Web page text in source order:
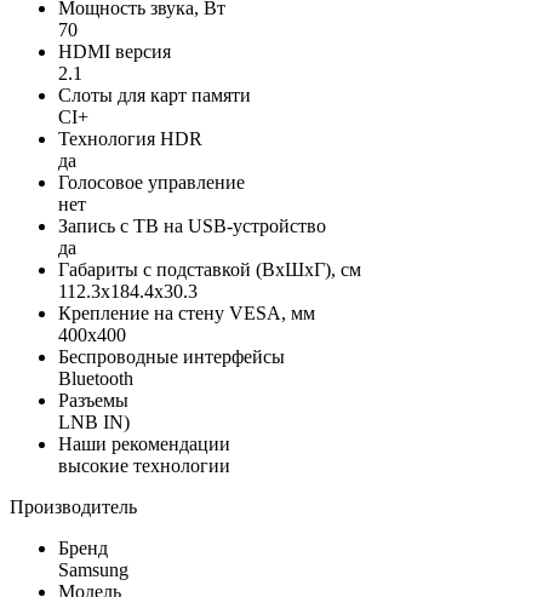
Мощность звука, Вт
70
HDMI версия
2.1
Слоты для карт памяти
CI+
Технология HDR
да
Голосовое управление
нет
Запись с ТВ на USB-устройство
да
Габариты с подставкой (ВxШxГ), см
112.3x184.4x30.3
Крепление на стену VESA, мм
400x400
Беспроводные интерфейсы
Bluetooth
Разъемы
LNB IN)
Наши рекомендации
высокие технологии
Производитель
Бренд
Samsung
Модель